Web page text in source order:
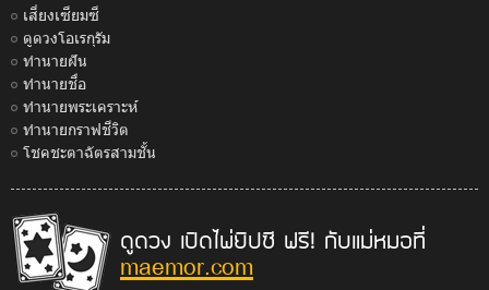
เสี่ยงเซียมซี
ดูดวงโอเรกุรัม
ทำนายฝัน
ทำนายชื่อ
ทำนายพระเคราะห์
ทำนายกราฟชีวิต
โชคชะตาฉัตรสามชั้น
ดูดวง เปิดไพ่ยิปซี ฟรี! กับแม่หมอที่
maemor.com